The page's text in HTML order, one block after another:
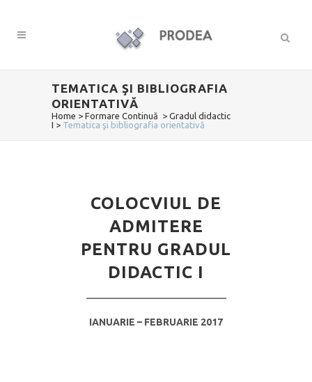
TEMATICA ŞI BIBLIOGRAFIA
ORIENTATIVĂ
Home > Formare Continuă > Gradul didactic
I > Tematica şi bibliografia orientativă
COLOCVIUL DE
ADMITERE
PENTRU GRADUL
DIDACTIC I
IANUARIE – FEBRUARIE 2017